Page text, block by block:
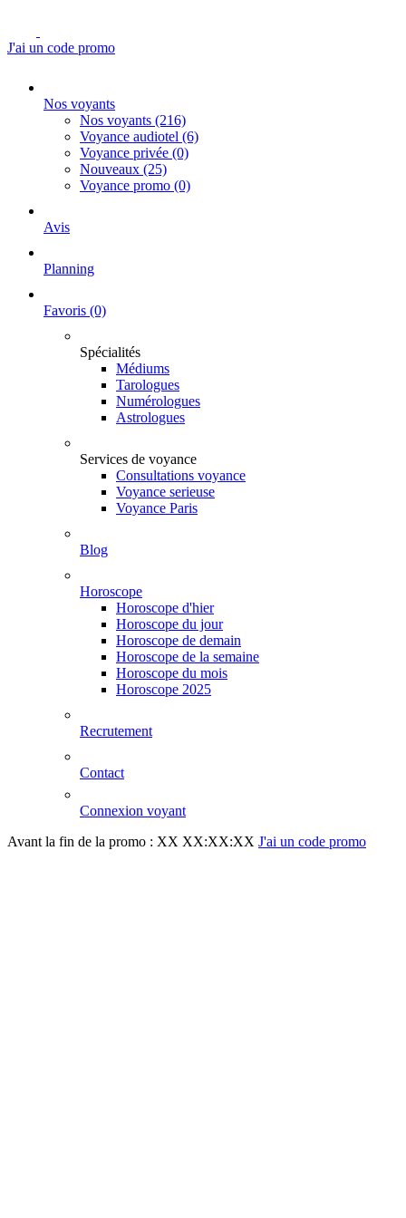
J'ai un code promo
Nos voyants
Nos voyants (216)
Voyance audiotel (6)
Voyance privée (0)
Nouveaux (25)
Voyance promo (0)
Avis
Planning
Favoris (0)
Spécialités
Médiums
Tarologues
Numérologues
Astrologues
Services de voyance
Consultations voyance
Voyance serieuse
Voyance Paris
Blog
Horoscope
Horoscope d'hier
Horoscope du jour
Horoscope de demain
Horoscope de la semaine
Horoscope du mois
Horoscope 2025
Recrutement
Contact
Connexion voyant
Avant la fin de la promo : XX XX:XX:XX J'ai un code promo